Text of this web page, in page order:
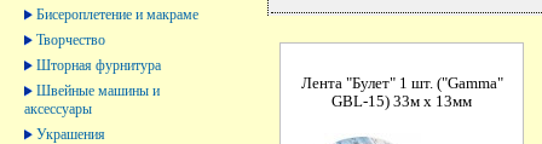
Бисероплетение и макраме
Творчество
Шторная фурнитура
Швейные машины и
аксессуары
Украшения
Лента "Булет" 1 шт. ("Gamma"
GBL-15) 33м х 13мм